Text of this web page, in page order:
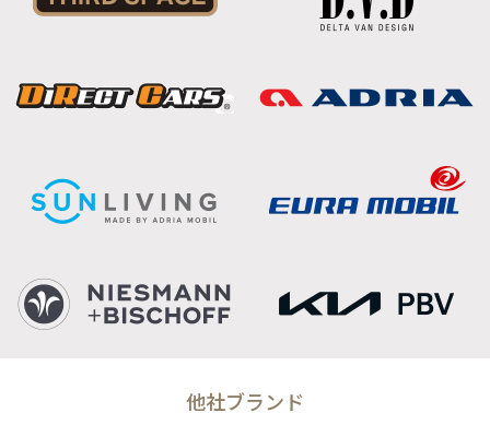
他社ブランド